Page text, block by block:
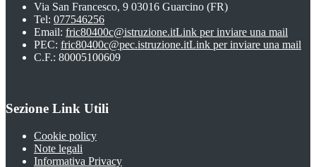
Via San Francesco, 9 03016 Guarcino (FR)
Tel: 077546256
Email: fric80400c@istruzione.itLink per inviare una mail
PEC: fric80400c@pec.istruzione.itLink per inviare una mail
C.F.: 80005100609
Sezione Link Utili
Cookie policy
Note legali
Informativa Privacy